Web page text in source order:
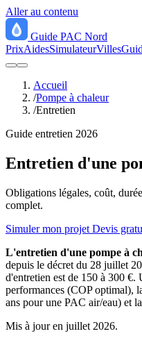
Aller au contenu
Guide PAC Nord
PrixAidesSimulateurVilles
Accueil
/Pompe à chaleur
/Entretien
Guide entretien 2026
Entretien d'une
Obligations légales, coût,
complet.
Simuler mon projet Devis
L'entretien d'une pompe à
depuis le décret du 28 juillet
d'entretien est de 150 à 300 €.
performances (COP optimal),
ans pour une PAC air/eau) et
Mis à jour en juillet 2026.